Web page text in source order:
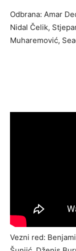
Odbrana: Amar
Nidal Čelik,
Muharemović,
Vezni red: